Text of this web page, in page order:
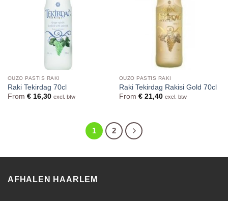
OUZO PASTIS RAKI
Raki Tekirdag 70cl
From €16,30 excl. btw
OUZO PASTIS RAKI
Raki Tekirdag Rakisi Gold 70cl
From €21,40 excl. btw
1 2
AFHALEN HAARLEM